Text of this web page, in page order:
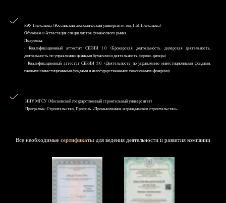
РЭУ Плеханова (Российский экономический университет им. Г.В. Плеханова)
Обучение и Аттестация специалистов финансового рынка
Получены:
- Квалификационный аттестат СЕРИИ 1.0: (Брокерская деятельность, дилерская деятельность,
деятельность по управлению ценными бумагами и деятельность форекс-дилера)
- Квалификационный аттестат СЕРИИ 5.0: (Деятельность по управлению инвестиционными фондами,
паевыми инвестиционными фондами и негосударственными пенсионными фондами)
НИУ MГСУ (Московский государственный строительный университет)
Программа: Строительство, Профиль «Промышленное и гражданское строительство»
Все необходимые сертификаты для ведения деятельности и развития компании